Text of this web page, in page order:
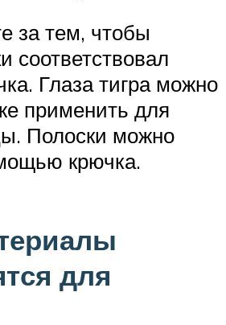
за тем, чтобы
соответствовал
Глаза тигра можно
применить для
Полоски можно
крючка.
для